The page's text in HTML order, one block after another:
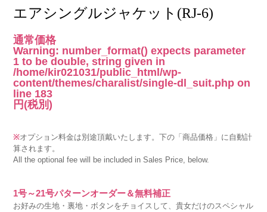
エアシングルジャケット(RJ-6)
通常価格
Warning: number_format() expects parameter
1 to be double, string given in
/home/kir021031/public_html/wp-
content/themes/charalist/single-dl_suit.php on
line 183
円 (税別)
※オプション料金は別途頂戴いたします。下の「商品価格」に自動計
算されます。
All the optional fee will be included in Sales Price, below.
1号～21号パターンオーダー＆無料補正
お好みの生地・裏地・ボタンをチョイスして、貴女だけのスペシャル